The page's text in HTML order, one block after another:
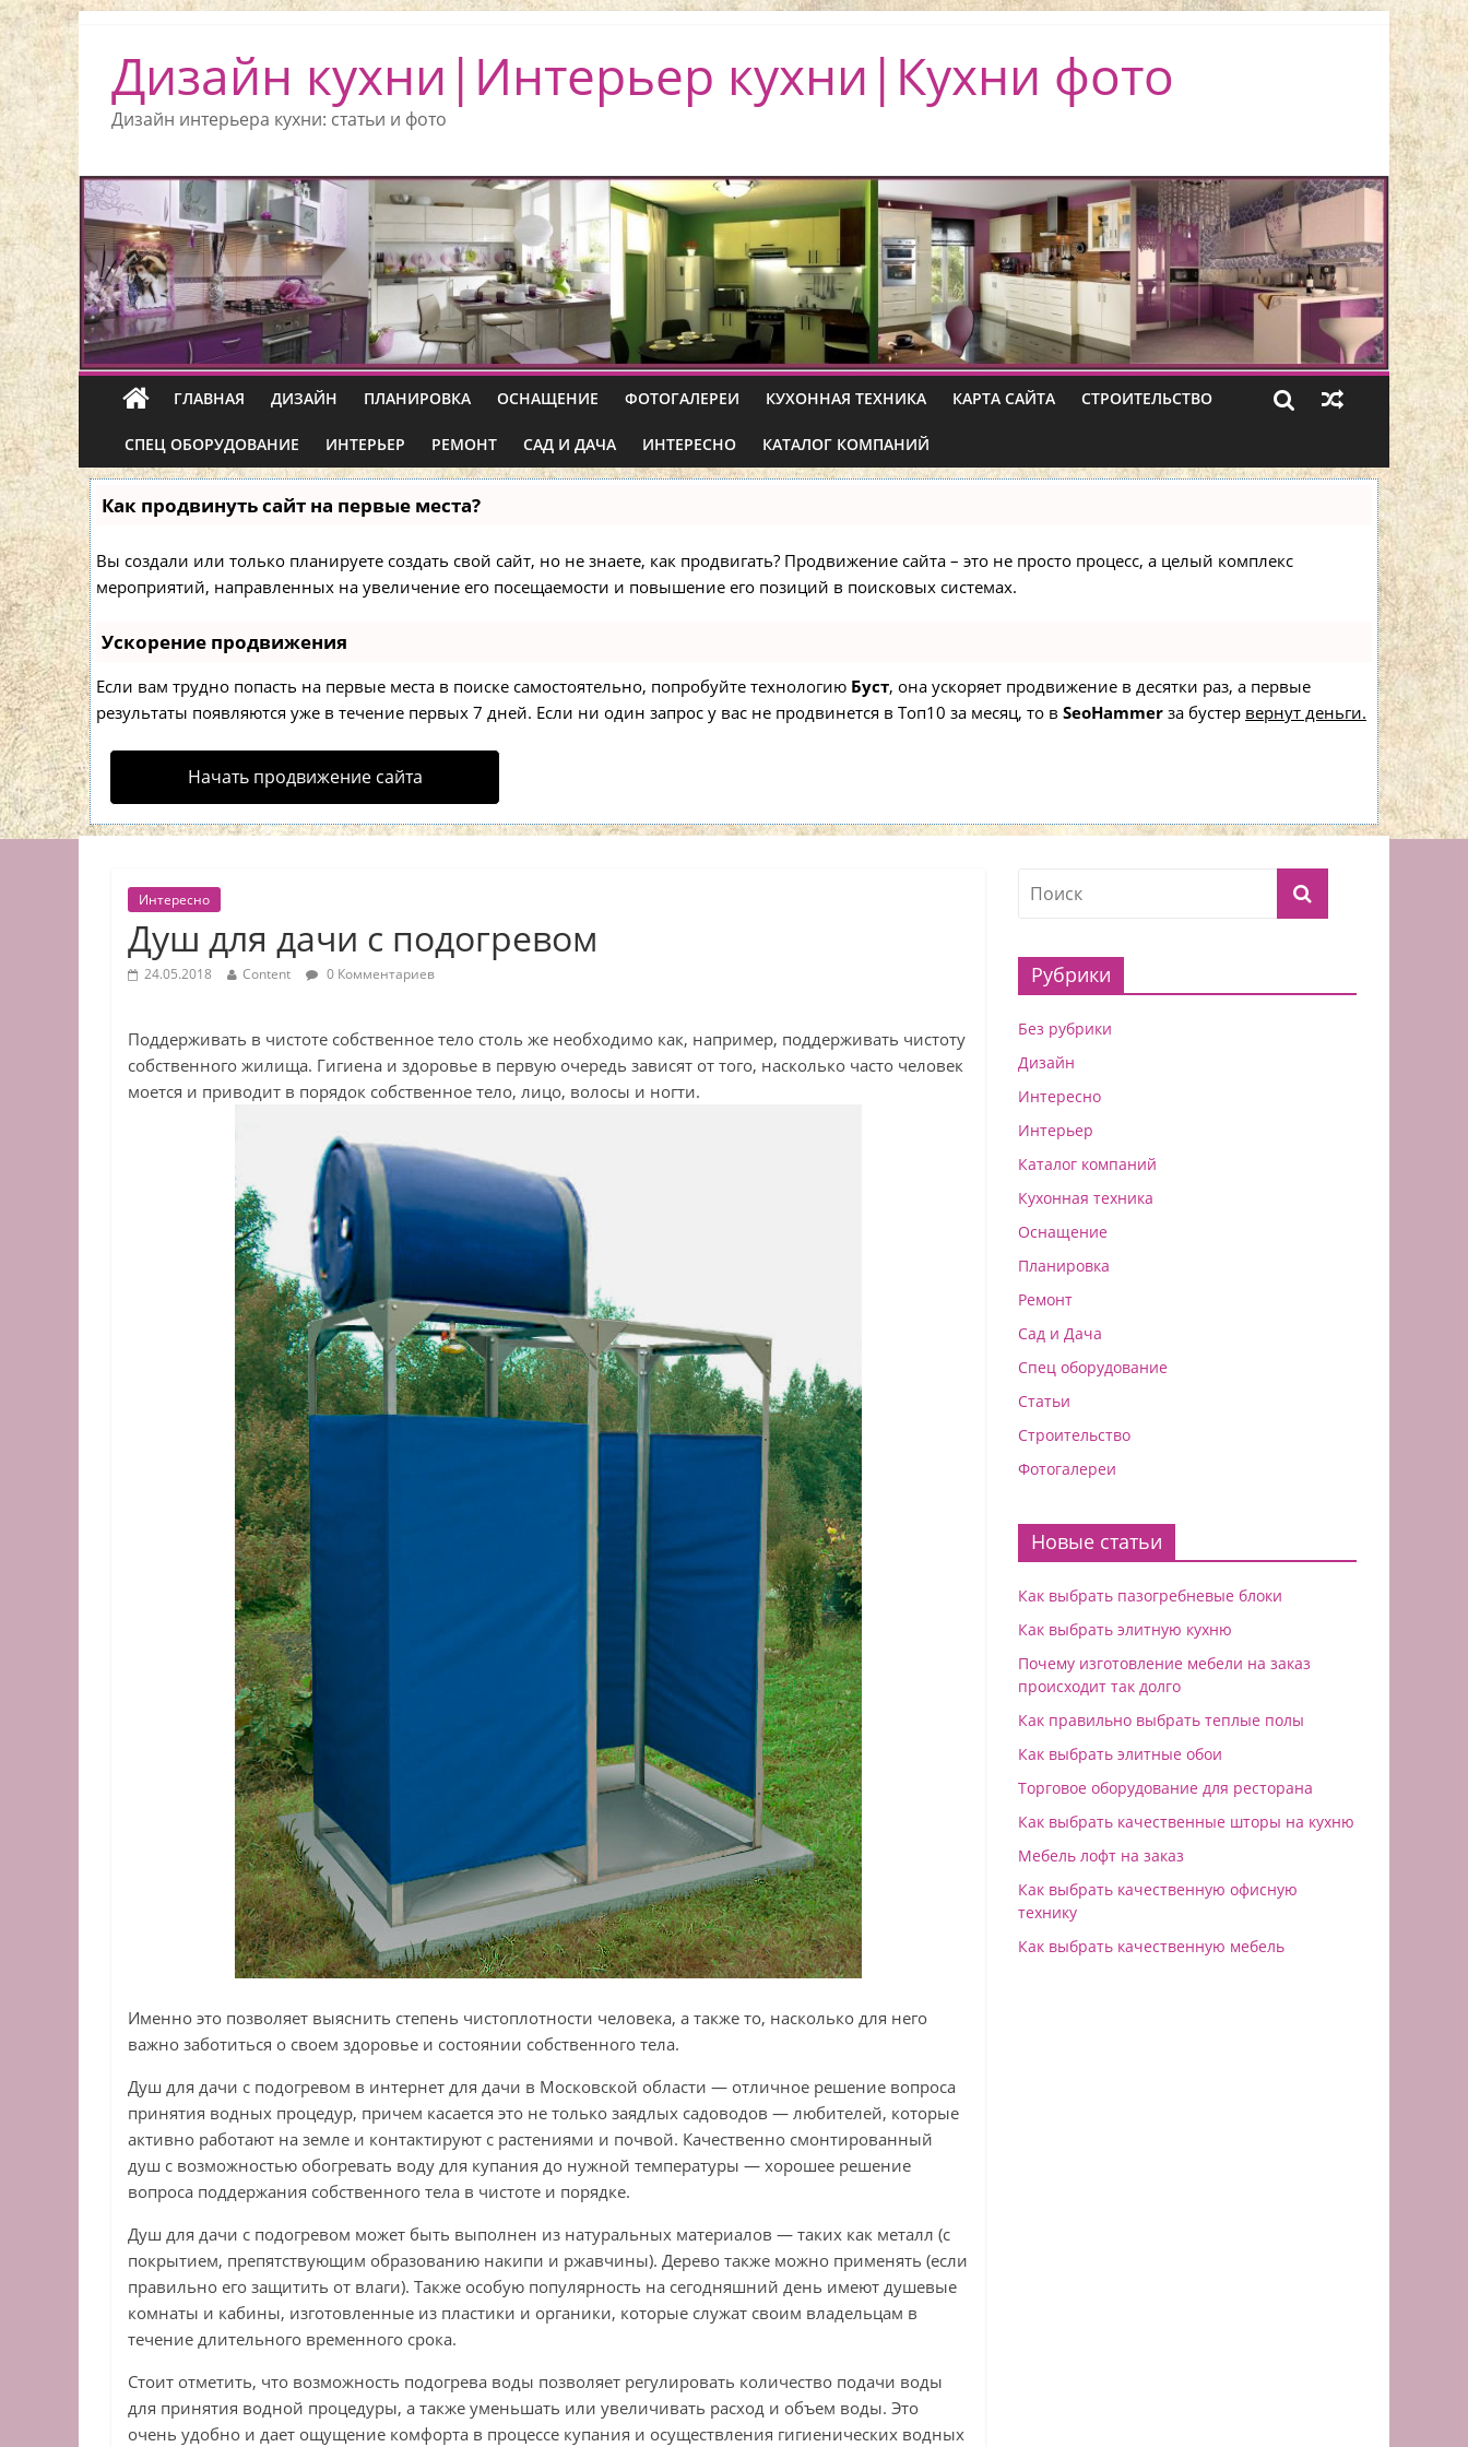
Дизайн кухни|Интерьер кухни|Кухни фото
Дизайн интерьера кухни: статьи и фото
ГЛАВНАЯ ДИЗАЙН ПЛАНИРОВКА ОСНАЩЕНИЕ ФОТОГАЛЕРЕИ КУХОННАЯ ТЕХНИКА КАРТА САЙТА СТРОИТЕЛЬСТВО
СПЕЦ ОБОРУДОВАНИЕ ИНТЕРЬЕР РЕМОНТ САД И ДАЧА ИНТЕРЕСНО КАТАЛОГ КОМПАНИЙ
Как продвинуть сайт на первые места?
Вы создали или только планируете создать свой сайт, но не знаете, как продвигать? Продвижение сайта – это не просто процесс, а целый комплекс
мероприятий, направленных на увеличение его посещаемости и повышение его позиций в поисковых системах.
Ускорение продвижения
Если вам трудно попасть на первые места в поиске самостоятельно, попробуйте технологию Буст, она ускоряет продвижение в десятки раз, а первые
результаты появляются уже в течение первых 7 дней. Если ни один запрос у вас не продвинется в Топ10 за месяц, то в SeoHammer за бустер вернут деньги.
Начать продвижение сайта
Интересно
Душ для дачи с подогревом
24.05.2018 Content 0 Комментариев
Поддерживать в чистоте собственное тело столь же необходимо как, например, поддерживать чистоту
собственного жилища. Гигиена и здоровье в первую очередь зависят от того, насколько часто человек
моется и приводит в порядок собственное тело, лицо, волосы и ногти.
Именно это позволяет выяснить степень чистоплотности человека, а также то, насколько для него
важно заботиться о своем здоровье и состоянии собственного тела.
Душ для дачи с подогревом в интернет для дачи в Московской области — отличное решение вопроса
принятия водных процедур, причем касается это не только заядлых садоводов — любителей, которые
активно работают на земле и контактируют с растениями и почвой. Качественно смонтированный
душ с возможностью обогревать воду для купания до нужной температуры — хорошее решение
вопроса поддержания собственного тела в чистоте и порядке.
Душ для дачи с подогревом может быть выполнен из натуральных материалов — таких как металл (с
покрытием, препятствующим образованию накипи и ржавчины). Дерево также можно применять (если
правильно его защитить от влаги). Также особую популярность на сегодняшний день имеют душевые
комнаты и кабины, изготовленные из пластики и органики, которые служат своим владельцам в
течение длительного временного срока.
Стоит отметить, что возможность подогрева воды позволяет регулировать количество подачи воды
для принятия водной процедуры, а также уменьшать или увеличивать расход и объем воды. Это
очень удобно и дает ощущение комфорта в процессе купания и осуществления гигиенических водных
Рубрики
Без рубрики
Дизайн
Интересно
Интерьер
Каталог компаний
Кухонная техника
Оснащение
Планировка
Ремонт
Сад и Дача
Спец оборудование
Статьи
Строительство
Фотогалереи
Новые статьи
Как выбрать пазогребневые блоки
Как выбрать элитную кухню
Почему изготовление мебели на заказ
происходит так долго
Как правильно выбрать теплые полы
Как выбрать элитные обои
Торговое оборудование для ресторана
Как выбрать качественные шторы на кухню
Мебель лофт на заказ
Как выбрать качественную офисную
технику
Как выбрать качественную мебель